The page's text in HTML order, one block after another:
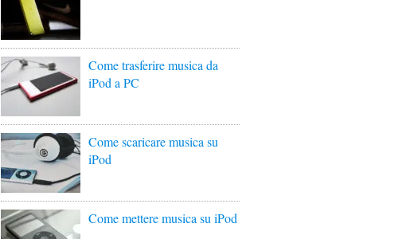
Come trasferire musica da
iPod a PC
Come scaricare musica su
iPod
Come mettere musica su iPod